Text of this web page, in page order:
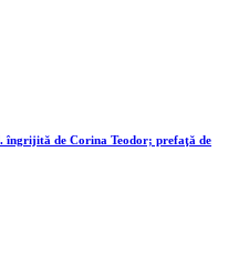
îngrijită de Corina Teodor; prefaţă de